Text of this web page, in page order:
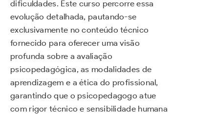
dificuldades. Este curso percorre essa
evolução detalhada, pautando-se
exclusivamente no conteúdo técnico
fornecido para oferecer uma visão
profunda sobre a avaliação
psicopedagógica, as modalidades de
aprendizagem e a ética do profissional,
garantindo que o psicopedagogo atue
com rigor técnico e sensibilidade humana